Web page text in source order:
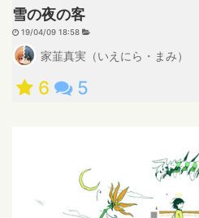
雪の夜の客
19/04/09 18:58
家韮真実（いえにら・まみ）
6 5